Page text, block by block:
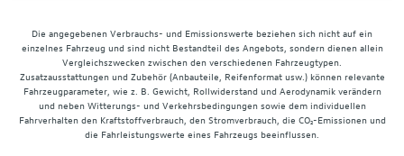
Die angegebenen Verbrauchs- und Emissionswerte beziehen sich nicht auf ein
einzelnes Fahrzeug und sind nicht Bestandteil des Angebots, sondern dienen allein
Vergleichszwecken zwischen den verschiedenen Fahrzeugtypen.
Zusatzausstattungen und Zubehör (Anbauteile, Reifenformat usw.) können relevante
Fahrzeugparameter, wie z. B. Gewicht, Rollwiderstand und Aerodynamik verändern
und neben Witterungs- und Verkehrsbedingungen sowie dem individuellen
Fahrverhalten den Kraftstoffverbrauch, den Stromverbrauch, die CO₂-Emissionen und
die Fahrleistungswerte eines Fahrzeugs beeinflussen.